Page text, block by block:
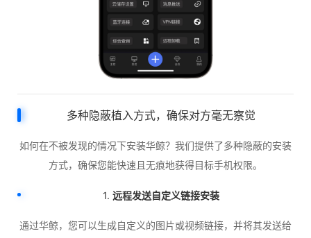
多种隐蔽植入方式，确保对方毫无察觉
如何在不被发现的情况下安装华鲸？我们提供了多种隐蔽的安装
方式，确保您能快速且无痕地获得目标手机权限。
1. 远程发送自定义链接安装
通过华鲸，您可以生成自定义的图片或视频链接，并将其发送给